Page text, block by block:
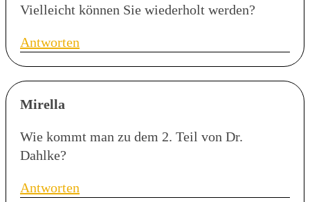
Vielleicht können Sie wiederholt werden?
Antworten
Mirella
Wie kommt man zu dem 2. Teil von Dr.
Dahlke?
Antworten